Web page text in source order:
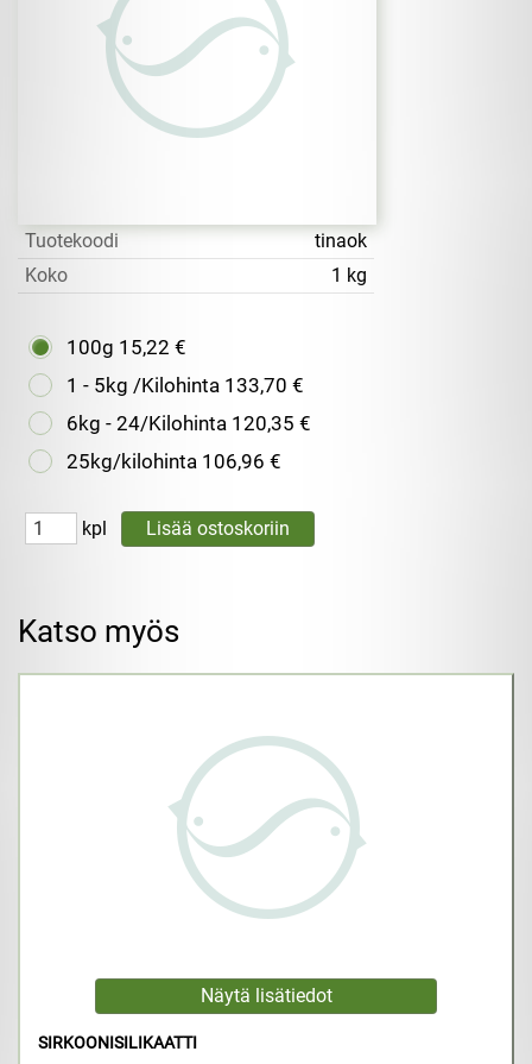
Tuotekoodi
tinaok
Koko
1 kg
100g 15,22 €
1 - 5kg /Kilohinta 133,70 €
6kg - 24/Kilohinta 120,35 €
25kg/kilohinta 106,96 €
kpl
Katso myös
SIRKOONISILIKAATTI